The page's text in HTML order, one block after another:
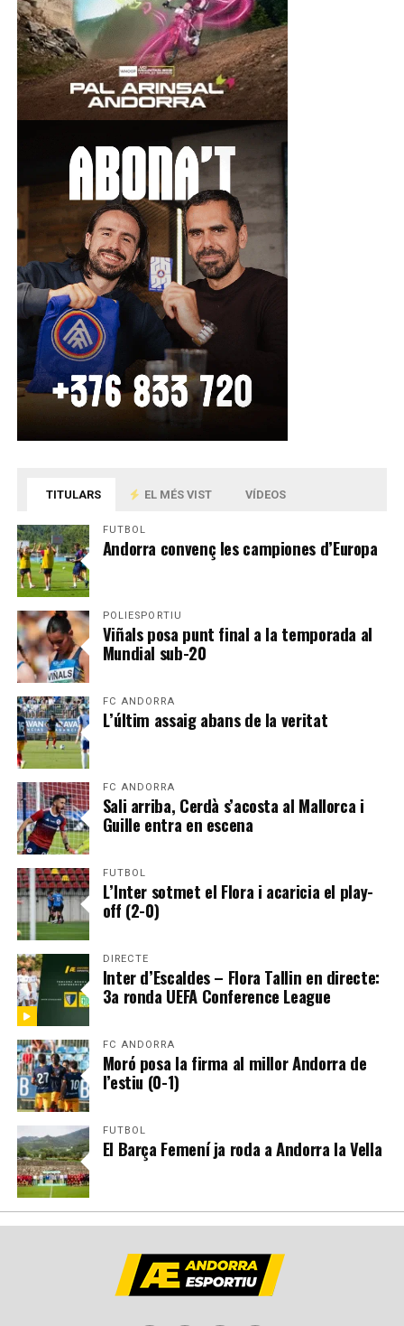
TITULARS EL MÉS VIST VÍDEOS
FUTBOL
Andorra convenç les campiones d’Europa
POLIESPORTIU
Viñals posa punt final a la temporada al
Mundial sub-20
FC ANDORRA
L’últim assaig abans de la veritat
FC ANDORRA
Sali arriba, Cerdà s’acosta al Mallorca i
Guille entra en escena
FUTBOL
L’Inter sotmet el Flora i acaricia el play-
off (2-0)
DIRECTE
Inter d’Escaldes – Flora Tallin en directe:
3a ronda UEFA Conference League
FC ANDORRA
Moró posa la firma al millor Andorra de
l’estiu (0-1)
FUTBOL
El Barça Femení ja roda a Andorra la Vella